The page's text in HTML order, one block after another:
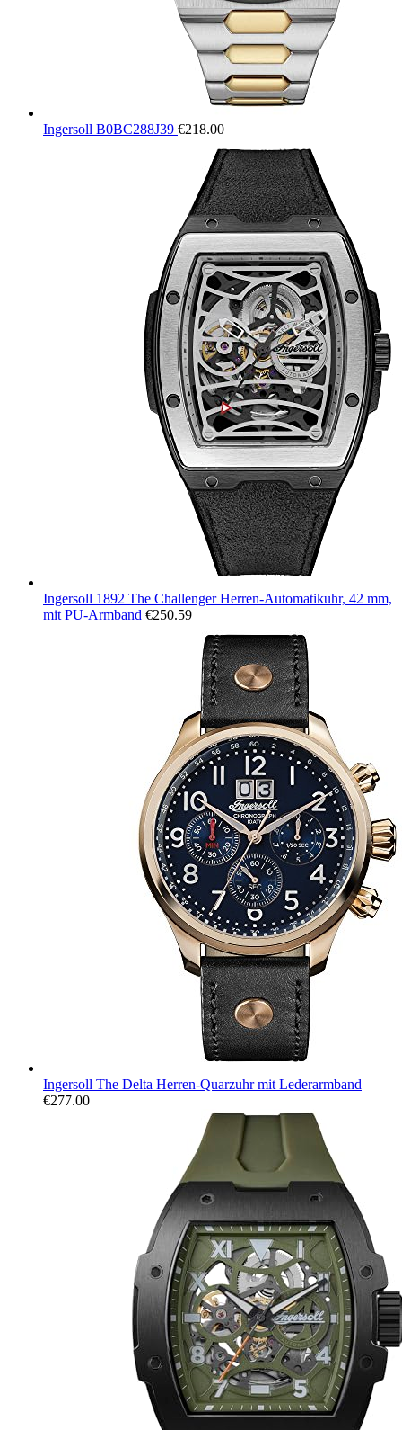
Ingersoll B0BC288J39 €218.00
Ingersoll 1892 The Challenger Herren-Automatikuhr, 42 mm,
mit PU-Armband €250.59
Ingersoll The Delta Herren-Quarzuhr mit Lederarmband
€277.00